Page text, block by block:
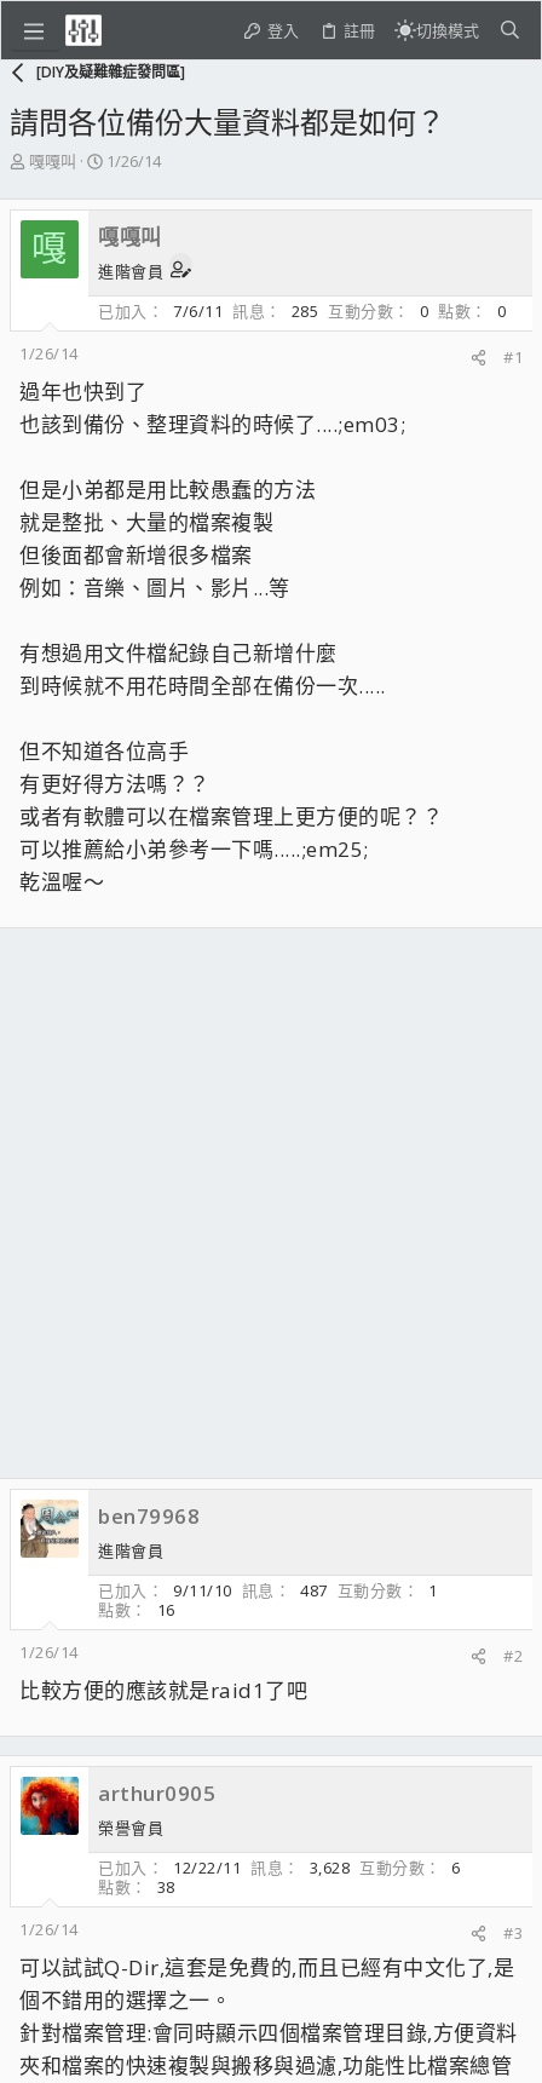
登入 註冊 切換模式
[DIY及疑難雜症發問區]
請問各位備份大量資料都是如何？
主
發
起
人
嘎嘎叫
開
日
期
1/26/14
嘎 嘎嘎叫
進階會員
已加入
7/6/11 訊息 285 互動分數 0 點數
0
1/26/14
#1
過年也快到了
也該到備份、整理資料的時候了....;em03;
但是小弟都是用比較愚蠢的方法
就是整批、大量的檔案複製
但後面都會新增很多檔案
例如：音樂、圖片、影片...等
有想過用文件檔紀錄自己新增什麼
到時候就不用花時間全部在備份一次.....
但不知道各位高手
有更好得方法嗎？？
或者有軟體可以在檔案管理上更方便的呢？？
可以推薦給小弟參考一下嗎.....;em25;
乾溫喔～
ben79968
進階會員
已加入
9/11/10 訊息 487 互動分數
1
點數
16
1/26/14
#2
比較方便的應該就是raid1了吧
arthur0905
榮譽會員
已加入
12/22/11 訊息 3,628 互動分數
6
點數
38
1/26/14
#3
可以試試Q-Dir,這套是免費的,而且已經有中文化了,是
個不錯用的選擇之一。
針對檔案管理:會同時顯示四個檔案管理目錄,方便資料
夾和檔案的快速複製與搬移與過濾,功能性比檔案總管